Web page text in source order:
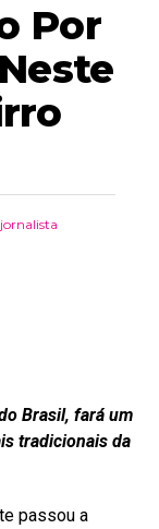
Por
Brasil, fará um
tradicionais da
passou a